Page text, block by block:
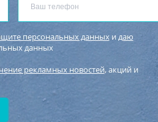
персональных данныхи даю
данных
рекламных новостей, акций и